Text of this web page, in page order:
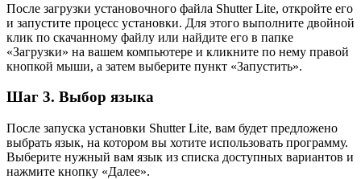
После загрузки установочного файла Shutter Lite, откройте его
и запустите процесс установки. Для этого выполните двойной
клик по скачанному файлу или найдите его в папке
«Загрузки» на вашем компьютере и кликните по нему правой
кнопкой мыши, а затем выберите пункт «Запустить».
Шаг 3. Выбор языка
После запуска установки Shutter Lite, вам будет предложено
выбрать язык, на котором вы хотите использовать программу.
Выберите нужный вам язык из списка доступных вариантов и
нажмите кнопку «Далее».